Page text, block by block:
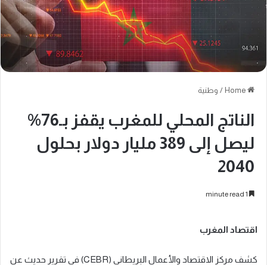
/ وطنية
الناتج المحلي للمغرب يقفز بـ76%
ليصل إلى 389 مليار دولار بحلول
2040
اقتصاد المغرب
كشف مركز الاقتصاد والأعمال البريطاني (CEBR) في تقرير حديث عن